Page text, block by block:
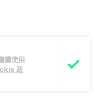
續使用
政